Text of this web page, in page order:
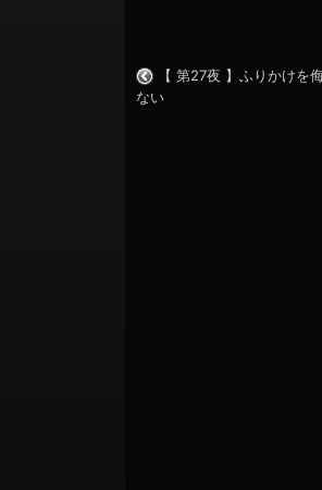
【 第27夜 】ふりかけを
ない